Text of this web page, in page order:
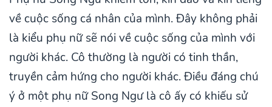
về cuộc sống cá nhân của mình. Đây không phải
là kiểu phụ nữ sẽ nói về cuộc sống của mình với
người khác. Cô thường là người có tinh thần,
truyền cảm hứng cho người khác. Điều đáng chú
ý ở một phụ nữ Song Ngư là cô ấy có khiếu sử